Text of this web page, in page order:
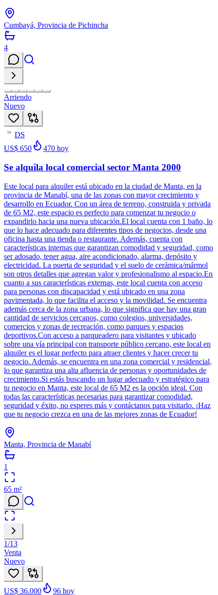
Cumbayá, Provincia de Pichincha
4
Arriendo
Nuevo
59
DS
US$ 650
470 hoy
Se alquila local comercial sector Manta 2000
Este local para alquiler está ubicado en la ciudad de Manta, en la
provincia de Manabí, una de las zonas con mayor crecimiento y
desarrollo en Ecuador. Con un área de terreno, construida y privada
de 65 M2, este espacio es perfecto para comenzar tu negocio o
expandirlo hacia una nueva ubicación.El local cuenta con 1 baño, lo
que lo hace adecuado para diferentes tipos de negocios, desde una
oficina hasta una tienda o restaurante. Además, cuenta con
características internas que garantizan comodidad y seguridad, como
ser adosado, tener agua, aire acondicionado, alarma, depósito y
electricidad. La puerta de seguridad y el suelo de cerámica/mármol
son otros detalles que agregan valor y profesionalismo al espacio.En
cuanto a sus características externas, este local cuenta con acceso
para personas con discapacidad y está ubicado en una zona
pavimentada, lo que facilita el acceso y la movilidad. Se encuentra
además cerca de la zona urbana, lo que significa que hay una gran
cantidad de servicios cercanos, como colegios, universidades,
comercios y zonas de recreación, como parques y espacios
deportivos.Con acceso a parqueadero para visitantes y ubicado
sobre una vía principal con transporte público cercano, este local en
alquiler es el lugar perfecto para atraer clientes y hacer crecer tu
negocio. Además, se encuentra en una zona comercial y residencial,
lo que garantiza una alta afluencia de personas y oportunidades de
crecimiento.Si estás buscando un lugar adecuado y estratégico para
tu negocio en Manta, este local de 65 M2 es la opción ideal. Con
todas las características necesarias para garantizar comodidad,
seguridad y éxito, no esperes más y contáctanos para visitarlo. ¡Haz
que tu negocio crezca en una de las mejores zonas de Ecuador!
Manta, Provincia de Manabí
1
65 m²
1/13
Venta
Nuevo
US$ 36.000 96 hoy